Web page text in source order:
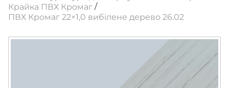
Крайка ПВХ Кромаг
ПВХ Кромаг 22×1,0 вибілене дерево 26.02